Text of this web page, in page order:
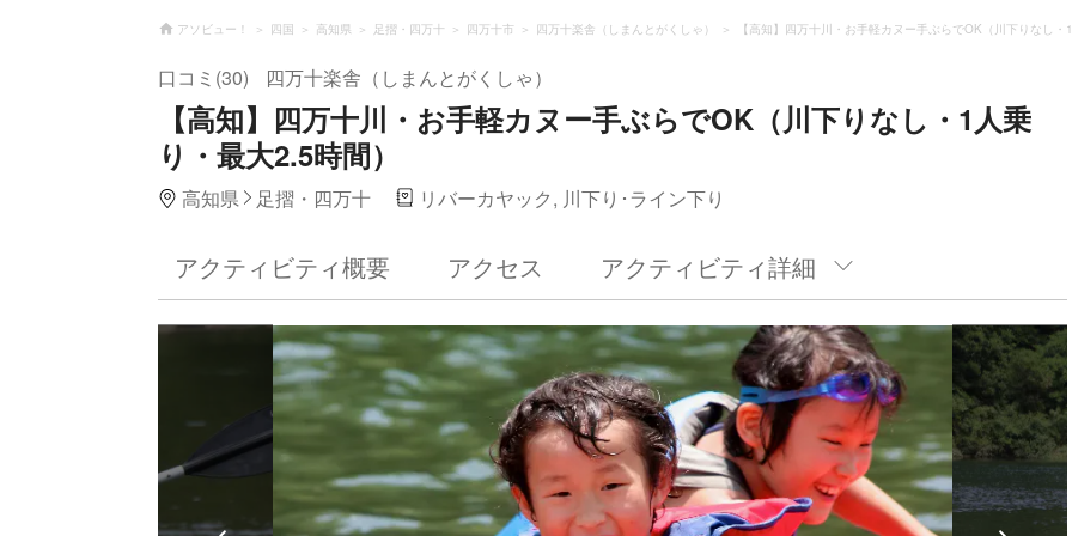
アソビュー！ 四国 高知県 足摺・四万十 四万十市 四万十楽舎（しまんとがくしゃ） 【高知】四万十川・お手軽カヌー手ぶらでOK（川下りなし・
口コミ(30) 四万十楽舎（しまんとがくしゃ）
【高知】四万十川・お手軽カヌー手ぶらでOK（川下りなし・1人乗
り・最大2.5時間）
高知県 足摺・四万十 リバーカヤック, 川下り･ライン下り
アクティビティ概要 アクセス アクティビティ詳細